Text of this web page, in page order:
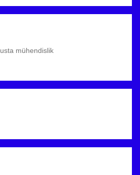
usta mühendislik